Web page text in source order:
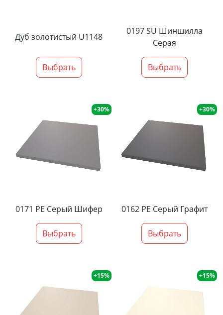
Дуб золотистый U1148
Выбрать
0197 SU Шиншилла
Серая
Выбрать
+30%
0171 PE Серый Шифер
Выбрать
+30%
0162 PE Серый Графит
Выбрать
+15% +15%